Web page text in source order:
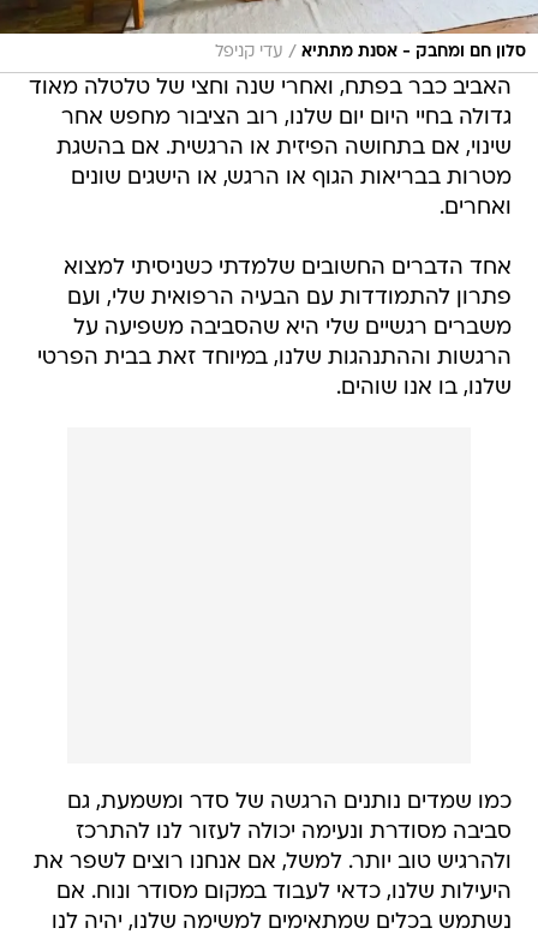
סלון חם ומחבק - אסנת מתתיא / עדי קניפל
האביב כבר בפתח, ואחרי שנה וחצי של טלטלה מאוד
גדולה בחיי היום יום שלנו, רוב הציבור מחפש אחר
שינוי, אם בתחושה הפיזית או הרגשית. אם בהשגת
מטרות בבריאות הגוף או הרגש, או הישגים שונים
ואחרים.
אחד הדברים החשובים שלמדתי כשניסיתי למצוא
פתרון להתמודדות עם הבעיה הרפואית שלי, ועם
משברים רגשיים שלי היא שהסביבה משפיעה על
הרגשות וההתנהגות שלנו, במיוחד זאת בבית הפרטי
שלנו, בו אנו שוהים.
כמו שמדים נותנים הרגשה של סדר ומשמעת, גם
סביבה מסודרת ונעימה יכולה לעזור לנו להתרכז
ולהרגיש טוב יותר. למשל, אם אנחנו רוצים לשפר את
היעילות שלנו, כדאי לעבוד במקום מסודר ונוח. אם
נשתמש בכלים שמתאימים למשימה שלנו, יהיה לנו